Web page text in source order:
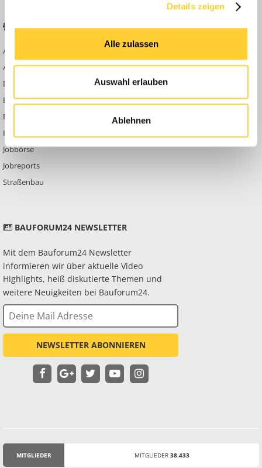
Details zeigen
Alle zulassen
Auswahl erlauben
Ablehnen
BELIEBTE FOREN
Abbruch
Ausbildung & Beruf
Bau Allgemein
Baumaschinen
Berg- & Tagebau
Hoch- & Tiefbau
Jobbörse
Jobreports
Straßenbau
KONTAKT
Werben auf
Bauforum24
Kontakt
Impressum
BAUFORUM24 NEWSLETTER
Mit dem Bauforum24 Newsletter
informieren wir über aktuelle Video
Highlights, heiß diskutierte Themen und
weitere Neuigkeiten bei Bauforum24.
NEWSLETTER ABONNIEREN
MITGLIEDER MITGLIEDER 38.433